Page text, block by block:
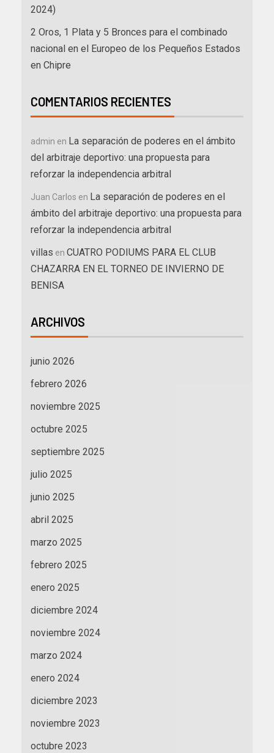
2024)
2 Oros, 1 Plata y 5 Bronces para el combinado
nacional en el Europeo de los Pequeños Estados
en Chipre
COMENTARIOS RECIENTES
admin en La separación de poderes en el ámbito
del arbitraje deportivo: una propuesta para
reforzar la independencia arbitral
Juan Carlos en La separación de poderes en el
ámbito del arbitraje deportivo: una propuesta para
reforzar la independencia arbitral
villas en CUATRO PODIUMS PARA EL CLUB
CHAZARRA EN EL TORNEO DE INVIERNO DE
BENISA
ARCHIVOS
junio 2026
febrero 2026
noviembre 2025
octubre 2025
septiembre 2025
julio 2025
junio 2025
abril 2025
marzo 2025
febrero 2025
enero 2025
diciembre 2024
noviembre 2024
marzo 2024
enero 2024
diciembre 2023
noviembre 2023
octubre 2023